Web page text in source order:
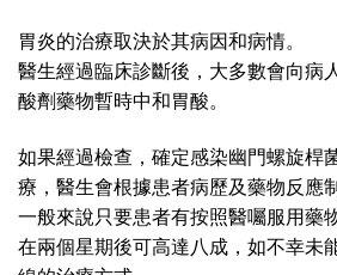
胃炎的治療取決於其病因和病情。
醫生經過臨床診斷後，大多數會向病
酸劑藥物暫時中和胃酸。
如果經過檢查，確定感染幽門螺旋桿
療，醫生會根據患者病歷及藥物反應
一般來說只要患者有按照醫囑服用藥
在兩個星期後可高達八成，如不幸未